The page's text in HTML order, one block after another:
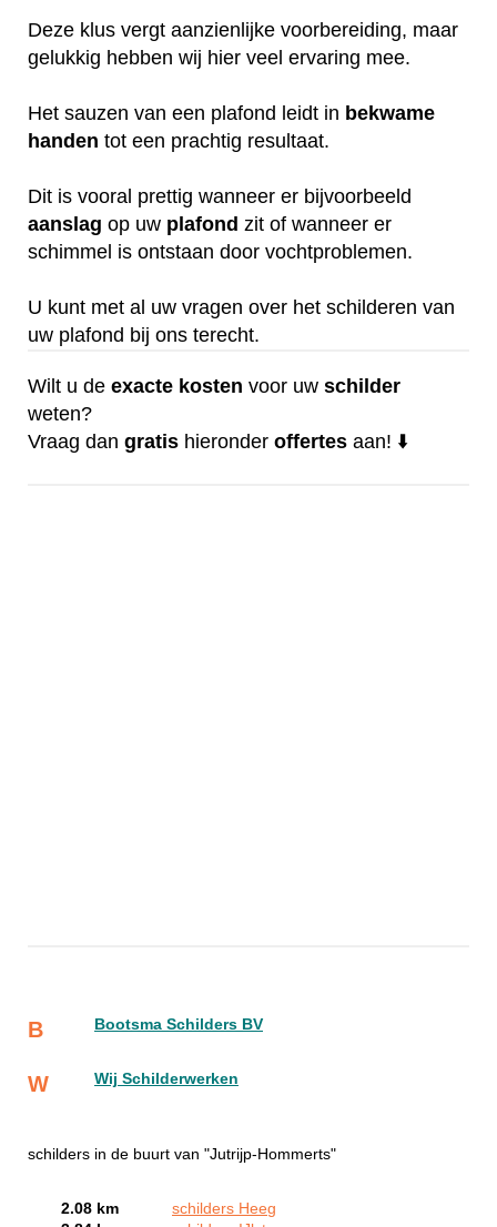
Deze klus vergt aanzienlijke voorbereiding, maar
gelukkig hebben wij hier veel ervaring mee.
Het sauzen van een plafond leidt in bekwame
handen tot een prachtig resultaat.
Dit is vooral prettig wanneer er bijvoorbeeld
aanslag op uw plafond zit of wanneer er
schimmel is ontstaan door vochtproblemen.
U kunt met al uw vragen over het schilderen van
uw plafond bij ons terecht.
Wilt u de exacte kosten voor uw schilder
weten?
Vraag dan gratis hieronder offertes aan! ⬇️
B Bootsma Schilders BV
W Wij Schilderwerken
schilders in de buurt van "Jutrijp-Hommerts"
2.08 km
schilders Heeg